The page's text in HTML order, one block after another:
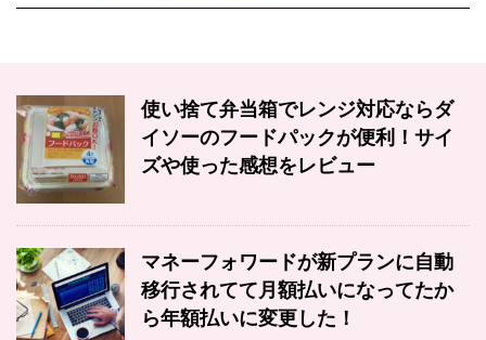
使い捨て弁当箱でレンジ対応ならダ
イソーのフードパックが便利！サイ
ズや使った感想をレビュー
マネーフォワードが新プランに自動
移行されてて月額払いになってたか
ら年額払いに変更した！